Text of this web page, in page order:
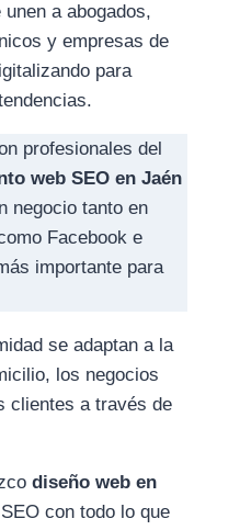
a abogados,
y empresas de
para
profesionales del
web SEO en Jaén
negocio tanto en
Facebook e
importante para
se adaptan a la
los negocios
clientes a través de
diseño web en
con todo lo que